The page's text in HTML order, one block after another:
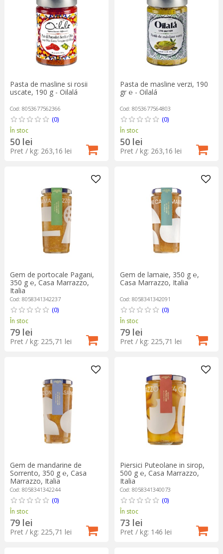
Pasta de masline si rosii
uscate, 190 g - Oilalá
Cod: 8053677562366
(0)
În stoc
50 lei
Pret / kg: 263,16 lei
Pasta de masline verzi, 190
gr ℮ - Oilalá
Cod: 8053677564803
(0)
În stoc
50 lei
Pret / kg: 263,16 lei
Gem de portocale Pagani,
350 g ℮, Casa Marrazzo,
Italia
Cod: 8058341342237
(0)
În stoc
79 lei
Pret / kg: 225,71 lei
Gem de lamaie, 350 g ℮,
Casa Marrazzo, Italia
Cod: 8058341342091
(0)
În stoc
79 lei
Pret / kg: 225,71 lei
Gem de mandarine de
Sorrento, 350 g ℮, Casa
Marrazzo, Italia
Cod: 8058341342244
(0)
În stoc
79 lei
Pret / kg: 225,71 lei
Piersici Puteolane in sirop,
500 g ℮, Casa Marrazzo,
Italia
Cod: 8058341340073
(0)
În stoc
73 lei
Pret / kg: 146 lei